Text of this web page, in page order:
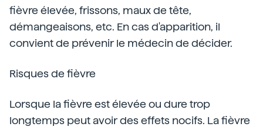
fièvre élevée, frissons, maux de tête,
démangeaisons, etc. En cas d'apparition, il
convient de prévenir le médecin de décider.
Risques de fièvre
Lorsque la fièvre est élevée ou dure trop
longtemps peut avoir des effets nocifs. La fièvre